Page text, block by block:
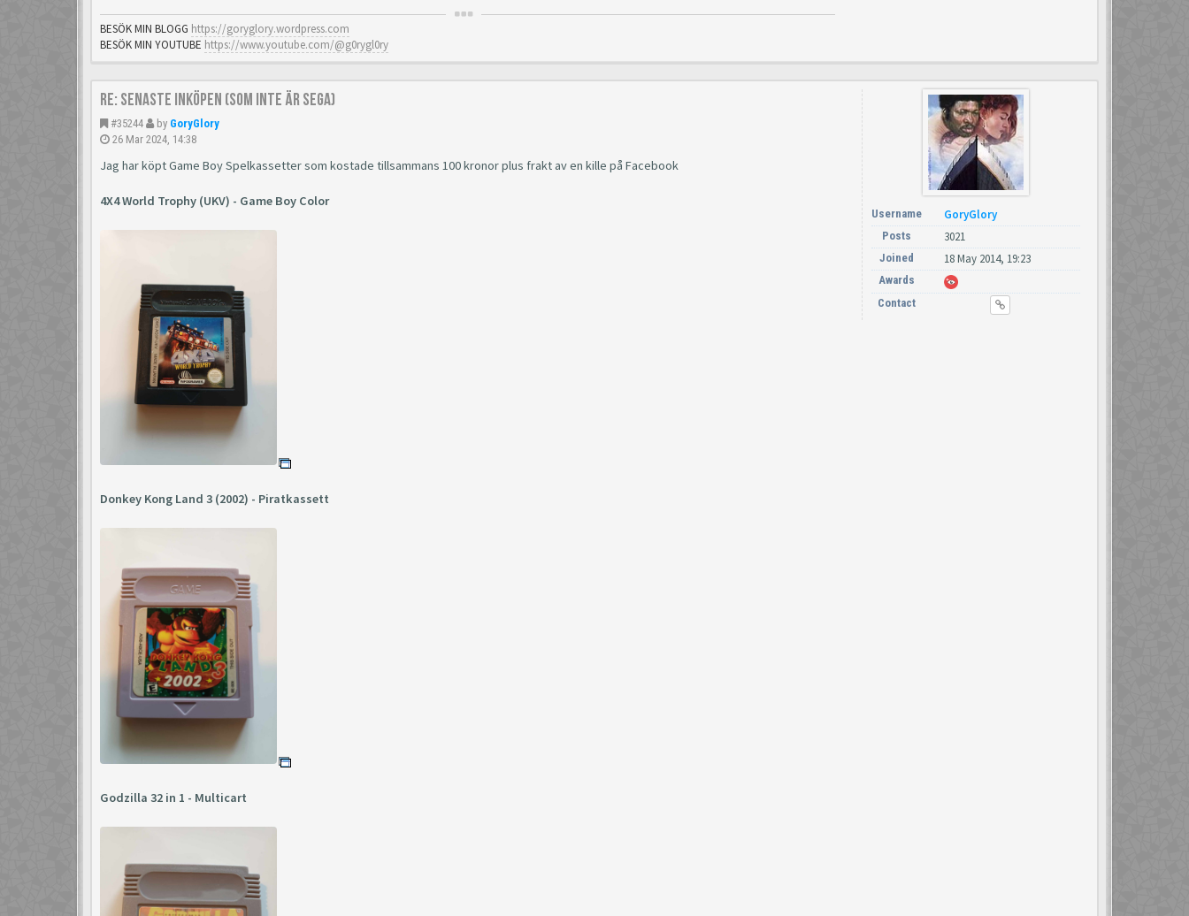
BESÖK MIN BLOGG https://goryglory.wordpress.com
BESÖK MIN YOUTUBE https://www.youtube.com/@g0rygl0ry
Re: Senaste inköpen (som inte är Sega)
#35244 by GoryGlory
26 Mar 2024, 14:38
Jag har köpt Game Boy Spelkassetter som kostade tillsammans 100 kronor plus frakt av en kille på Facebook
4X4 World Trophy (UKV) - Game Boy Color
Donkey Kong Land 3 (2002) - Piratkassett
Godzilla 32 in 1 - Multicart
Username GoryGlory
Posts 3021
Joined 18 May 2014, 19:23
Awards
Contact